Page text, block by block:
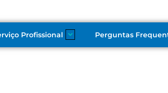
Profissional Perguntas